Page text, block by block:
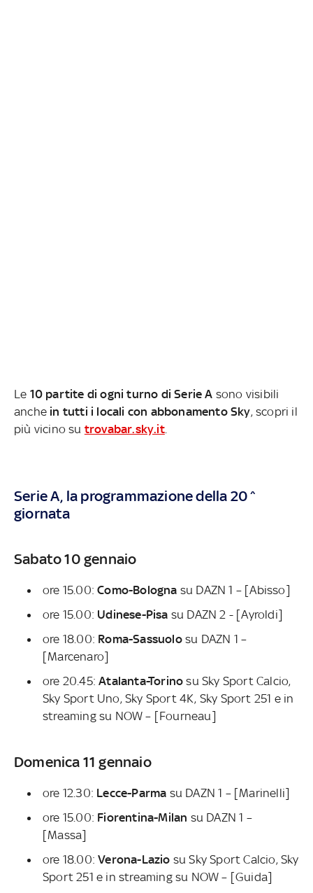
Le 10 partite di ogni turno di Serie A sono visibili
anche in tutti i locali con abbonamento Sky, scopri il
più vicino su trovabar.sky.it.
Serie A, la programmazione della 20^
giornata
Sabato 10 gennaio
ore 15.00:Como-Bologna su DAZN 1 – [Abisso]
ore 15.00: Udinese-Pisa su DAZN 2 - [Ayroldi]
ore 18.00: Roma-Sassuolosu DAZN 1 –
[Marcenaro]
ore 20.45:Atalanta-Torino su Sky Sport Calcio,
Sky Sport Uno, Sky Sport 4K, Sky Sport 251 e in
streaming su NOW – [Fourneau]
Domenica 11 gennaio
ore 12.30: Lecce-Parma su DAZN 1 – [Marinelli]
ore 15.00: Fiorentina-Milan su DAZN 1 –
[Massa]
ore 18.00:Verona-Lazio su Sky Sport Calcio, Sky
Sport 251 e in streaming su NOW – [Guida]